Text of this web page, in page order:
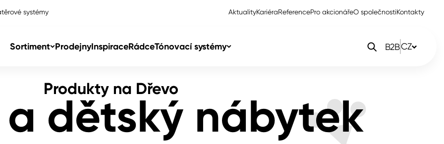
systémy AktualityKariéraReferencePro akcionářeO společnostiKontakty
Sortiment ProdejnyInspiraceRádceTónovací systémy B2BCZ
Colorlak Profi
Produkty na Dřevo
dětský nábytek